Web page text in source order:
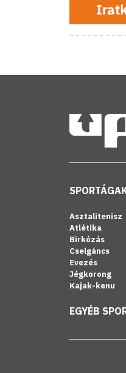
Asztalitenisz
Atlétika
Birkózás
Cselgáncs
Evezés
Jégkorong
Kajak-kenu
EGYÉB